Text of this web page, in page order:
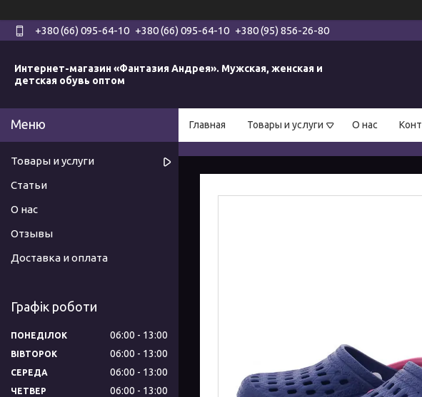
+380 (66) 095-64-10 +380 (66) 095-64-10 +380 (95) 856-26-80
Интернет-магазин «Фантазия Андрея». Мужская, женская и
детская обувь оптом
Главная Товары и услуги О нас
Товары и услуги
Статьи
О нас
Отзывы
Доставка и оплата
Графік роботи
ПОНЕДІЛОК 06:00 13:00
ВІВТОРОК 06:00 13:00
СЕРЕДА 06:00 13:00
ЧЕТВЕР 06:00 13:00